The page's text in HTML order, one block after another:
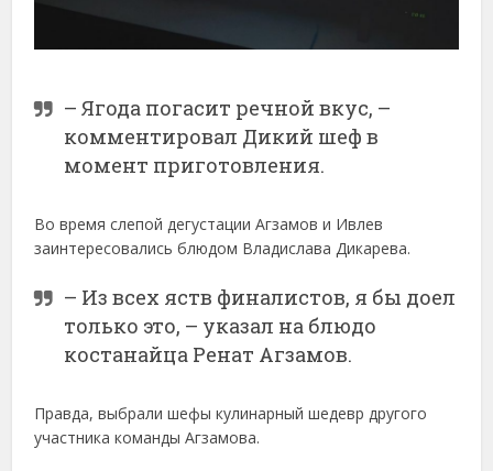
– Ягода погасит речной вкус, –
комментировал Дикий шеф в
момент приготовления.
Во время слепой дегустации Агзамов и Ивлев
заинтересовались блюдом Владислава Дикарева.
– Из всех яств финалистов, я бы доел
только это, – указал на блюдо
костанайца Ренат Агзамов.
Правда, выбрали шефы кулинарный шедевр другого
участника команды Агзамова.